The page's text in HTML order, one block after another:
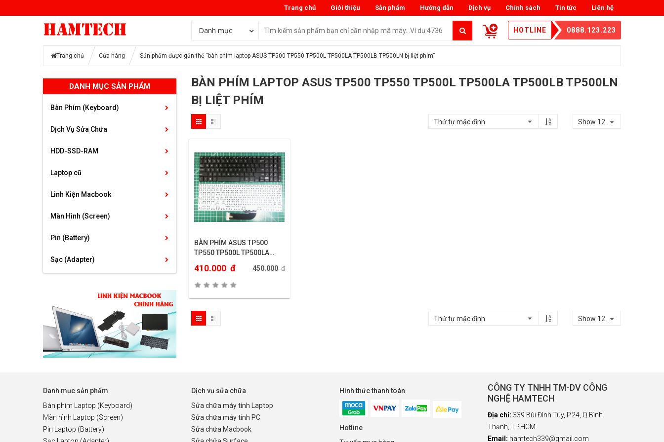
Liên hệ
Tin tức
Chính sách
Dịch vụ
Hướng dẫn
Sản phẩm
Giới thiệu
Trang chủ
Danh mục HOTLINE 0888.123.223
Trang chủ Cửa hàng Sản phẩm được gắn thẻ “bàn phím laptop ASUS TP500 TP550 TP500L TP500LA TP500LB TP500LN bị liệt phím”
DANH MỤC SẢN PHẨM
Bàn Phím (Keyboard)
Dịch Vụ Sửa Chữa
HDD-SSD-RAM
Laptop cũ
Linh Kiện Macbook
Màn Hình (Screen)
Pin (Battery)
Sạc (Adapter)
BÀN PHÍM LAPTOP ASUS TP500 TP550 TP500L TP500LA TP500LB TP500LN
BỊ LIỆT PHÍM
Show 12
BÀN PHÍM ASUS TP500
TP550 TP500L TP500LA
410.000 đ 450.000đ
Show 12
Danh mục sản phẩm
Bàn phím Laptop (Keyboard)
Màn hình Laptop (Screen)
Pin Laptop (Battery)
Dịch vụ sửa chữa
Sửa chữa máy tính Laptop
Sửa chữa máy tính PC
Sửa chữa Macbook
Hình thức thanh toán
Hotline
CÔNG TY TNHH TM-DV CÔNG
NGHỆ HAMTECH
Địa chỉ: 339 Bùi Đình Túy, P.24, Q.Bình
Thạnh, TP.HCM
Email: hamtech339@gmail.com